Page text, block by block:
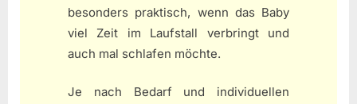
besonders praktisch, wenn das Baby
viel Zeit im Laufstall verbringt und
auch mal schlafen möchte.
Je nach Bedarf und individuellen